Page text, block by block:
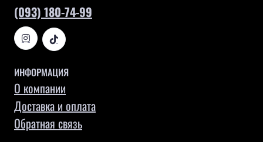
(093) 180-74-99
ИНФОРМАЦИЯ
О компании
Доставка и оплата
Обратная связь